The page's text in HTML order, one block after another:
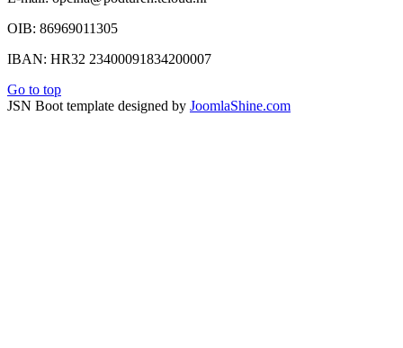
OIB: 86969011305
IBAN: HR32 23400091834200007
Go to top
JSN Boot template designed by JoomlaShine.com